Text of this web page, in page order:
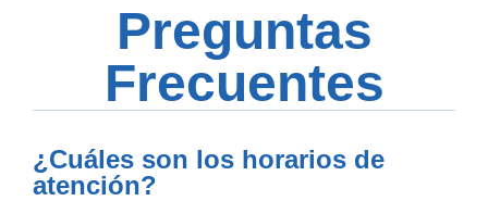
Preguntas
Frecuentes
¿Cuáles son los horarios de
atención?